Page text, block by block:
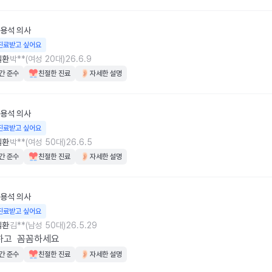
석 의사
료받고 싶어요
환박**(여성 20대)26.6.9
준수 친절한 진료 자세한 설명
석 의사
료받고 싶어요
환박**(여성 50대)26.6.5
준수 친절한 진료 자세한 설명
석 의사
료받고 싶어요
환김**(남성 50대)26.5.29
고  꼼꼼하세요
준수 친절한 진료 자세한 설명